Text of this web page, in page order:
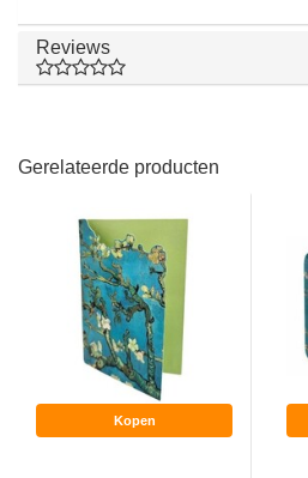
Reviews
Gerelateerde producten
Kopen